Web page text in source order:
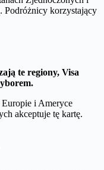
Podróżnicy korzystający
te regiony, Visa
i Ameryce
akceptuje tę kartę.